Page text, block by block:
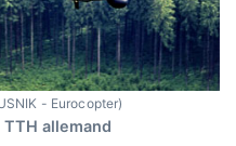
- Eurocopter)
allemand